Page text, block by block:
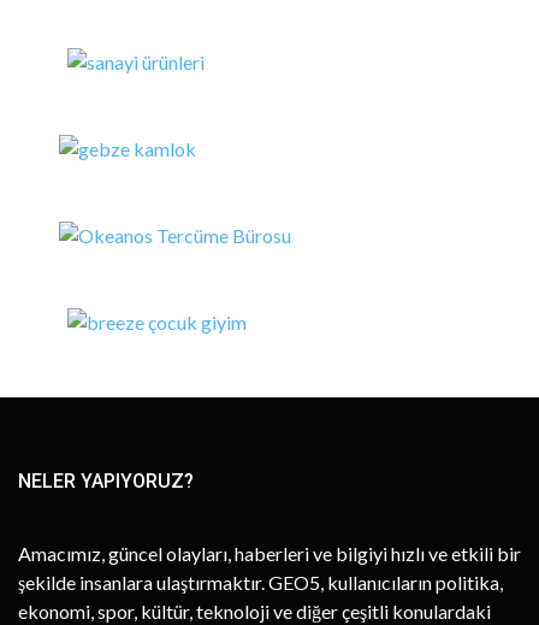
NELER YAPIYORUZ?
Amacımız, güncel olayları, haberleri ve bilgiyi hızlı ve etkili bir
şekilde insanlara ulaştırmaktır. GEO5, kullanıcıların politika,
ekonomi, spor, kültür, teknoloji ve diğer çeşitli konulardaki